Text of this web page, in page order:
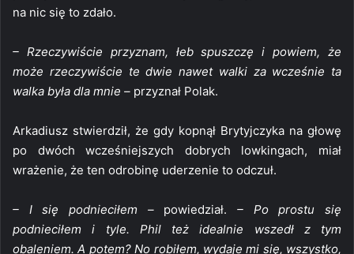
na nic się to zdało.
– Rzeczywiście przyznam, łeb spuszczę i powiem, że
może rzeczywiście te dwie nawet walki za wcześnie ta
walka była dla mnie – przyznał Polak.
Arkadiusz stwierdził, że gdy kopnął Brytyjczyka na głowę
po dwóch wcześniejszych dobrych lowkingach, miał
wrażenie, że ten odrobinę uderzenie to odczuł.
– I się podnieciłem –powiedział.– Po prostu się
podnieciłem i tyle. Phil też idealnie wszedł z tym
obaleniem. A potem? No robiłem, wydaje mi się, wszystko,